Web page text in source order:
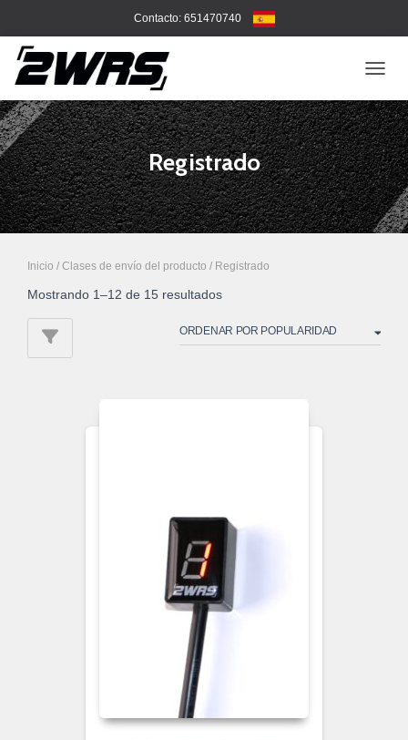
Contacto: 651470740
Registrado
Inicio / Clases de envío del producto / Registrado
Mostrando 1–12 de 15 resultadosOrdenado
popularidad